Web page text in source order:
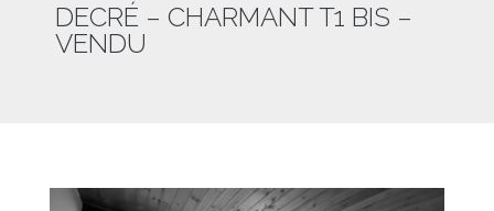
DECRÉ – CHARMANT T1 BIS –
VENDU